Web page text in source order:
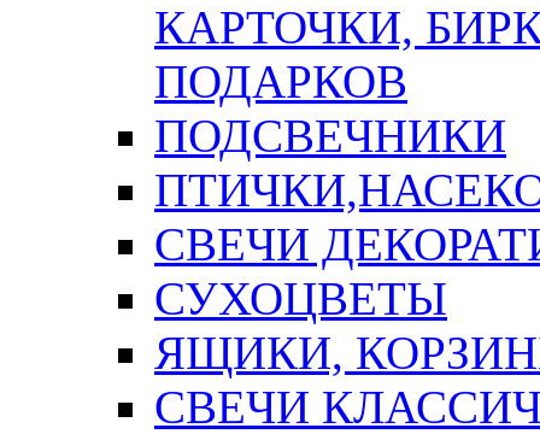
КАРТОЧКИ,
ПОДАРКОВ
ПОДСВЕЧНИКИ
СВЕЧИ
СУХОЦВЕТЫ
ЯЩИКИ,
СВЕЧИ